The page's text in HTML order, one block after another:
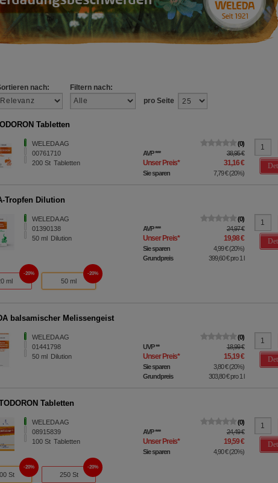
nach:
Filtern nach:
pro Seite
Tabletten
WELEDA AG
00761710
200St Tabletten
0
AVP*** 38,95 €
Unser Preis* 31,16 €
Sie sparen 7,79 €(20%)
Tropfen Dilution
WELEDA AG
01390138
50 ml Dilution
0
AVP*** 24,97 €
Unser Preis* 19,98 €
Sie sparen 4,99 €(20%)
Grundpreis
399,60 €pro 1 l
ml
20%
50 ml
20%
balsamischer Melissengeist
WELEDA AG
01441798
50 ml Dilution
0
UVP** 18,99 €
Unser Preis* 15,19 €
Sie sparen 3,80 €(20%)
Grundpreis
303,80 €pro 1 l
Tabletten
WELEDA AG
08915839
100St Tabletten
0
AVP*** 24,49 €
Unser Preis* 19,59 €
Sie sparen 4,90 €(20%)
St
20%
250 St
20%